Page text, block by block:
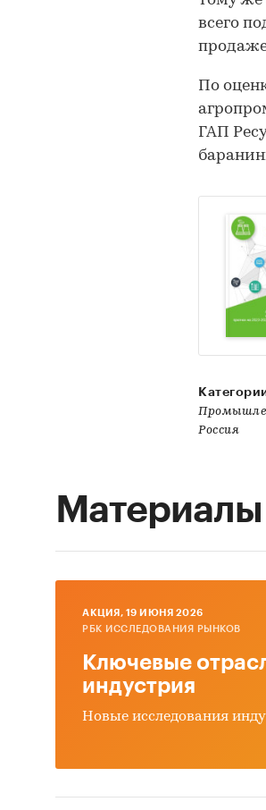
всего
По
ГАП
Россия
AКЦИЯ, 19 ИЮНЯ 2026
РБК ИССЛЕДОВАНИЯ РЫНКОВ
Ключевые
индустрия
Новые исследования